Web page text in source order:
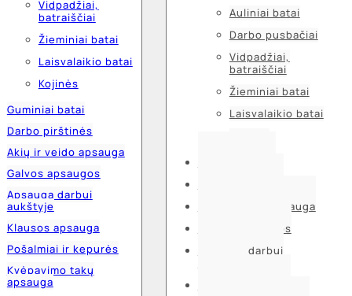
Vidpadžiai,
batraiščiai
Žieminiai batai
Laisvalaikio batai
Kojinės
Guminiai batai
Darbo pirštinės
Akių ir veido apsauga
Galvos apsaugos
Apsauga darbui
aukštyje
Klausos apsauga
Pošalmiai ir kepurės
Kvėpavimo takų
apsauga
Auliniai batai
Darbo pusbačiai
Vidpadžiai,
batraiščiai
Žieminiai batai
Laisvalaikio batai
Akių ir veido apsauga
Galvos apsaugos
Apsauga darbui